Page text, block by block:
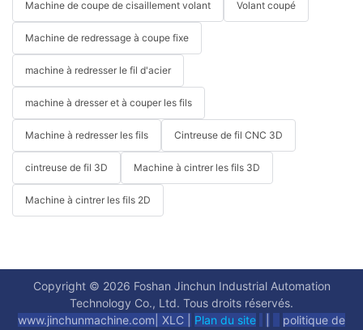
Machine de coupe de cisaillement volant Volant coupé
Machine de redressage à coupe fixe
machine à redresser le fil d'acier
machine à dresser et à couper les fils
Machine à redresser les fils Cintreuse de fil CNC 3D
cintreuse de fil 3D Machine à cintrer les fils 3D
Machine à cintrer les fils 2D
Copyright © 2026 Foshan Jinchun Industrial Automation
Technology Co., Ltd. Tous droits réservés.
www.jinchunmachine.com XLC | Plan du site politique de